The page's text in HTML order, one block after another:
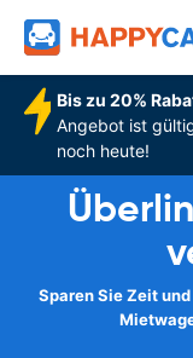
Bis zu 20%
Angebot ist
noch heute!
Sparen Sie Zeit